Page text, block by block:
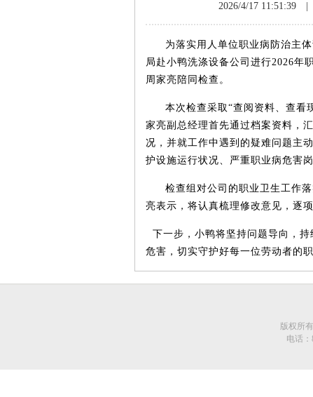
2026/4/17 11:51:39
为落实用人单位职业病防治主
局赴小鸭洗涤设备公司进行2026年
周家亮陪同检查。
本次检查采取 “查阅资料、查看
家亮副总经理首先通过档案资料，
况，并就工作中遇到的疑难问题主
护设施运行状况、严重职业病危害
检查组对公司的职业卫生工作
亮表示，将认真梳理修改意见，逐
下一步，小鸭将坚持问题导向，
危害，切实守护好每一位劳动者的
版权所
电话：